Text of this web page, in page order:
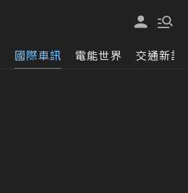
國際車訊 電能世界 交通新訊